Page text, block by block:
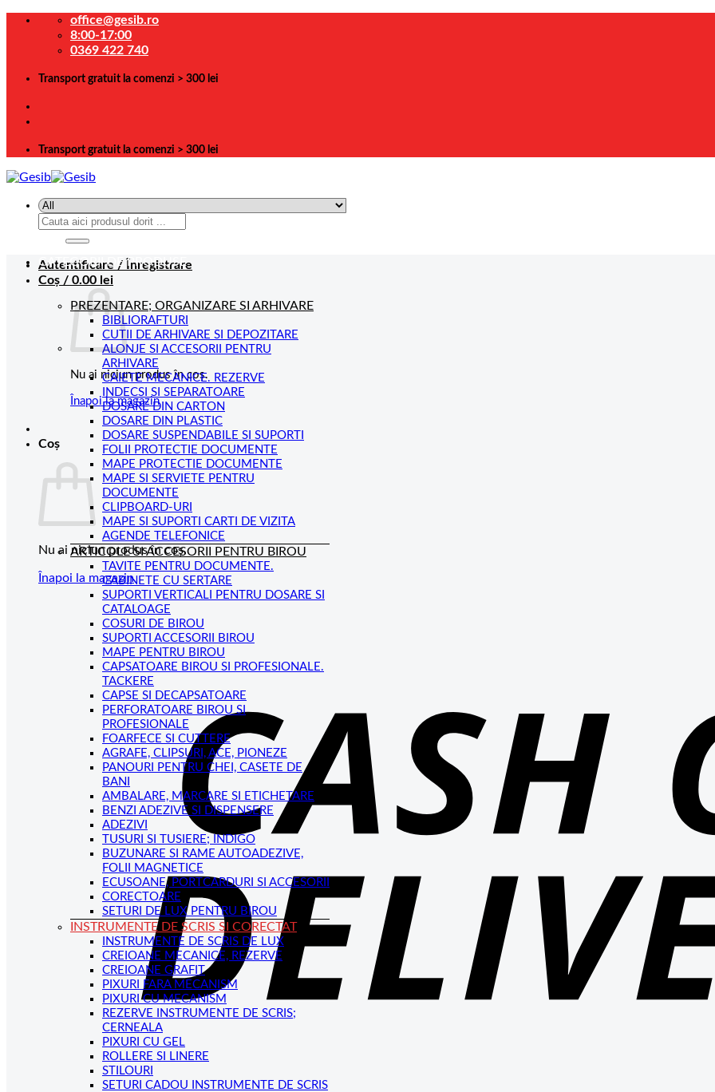
Skip
office@gesib.ro
8:00-17:00
0369 422 740
Transport gratuit la comenzi > 300 lei
Transport gratuit la comenzi > 300 lei
Caută
Autentificare / Înregistrare
Coș / 0.00 lei
Nu ai niciun produs în coș.
Înapoi la magazin
Coș
Nu ai niciun produs în coș.
Înapoi la magazin
CATEGORII DE PRODUSE
PREZENTARE; ORGANIZARE SI ARHIVARE
BIBLIORAFTURI
CUTII DE ARHIVARE SI DEPOZITARE
ALONJE SI ACCESORII PENTRU
ARHIVARE
CAIETE MECANICE. REZERVE
INDECSI SI SEPARATOARE
DOSARE DIN CARTON
DOSARE DIN PLASTIC
DOSARE SUSPENDABILE SI SUPORTI
FOLII PROTECTIE DOCUMENTE
MAPE PROTECTIE DOCUMENTE
MAPE SI SERVIETE PENTRU
DOCUMENTE
CLIPBOARD-URI
MAPE SI SUPORTI CARTI DE VIZITA
AGENDE TELEFONICE
ARTICOLE SI ACCESORII PENTRU BIROU
TAVITE PENTRU DOCUMENTE.
CABINETE CU SERTARE
SUPORTI VERTICALI PENTRU DOSARE SI
CATALOAGE
COSURI DE BIROU
SUPORTI ACCESORII BIROU
MAPE PENTRU BIROU
CAPSATOARE BIROU SI PROFESIONALE.
TACKERE
CAPSE SI DECAPSATOARE
PERFORATOARE BIROU SI
PROFESIONALE
FOARFECE SI CUTTERE
AGRAFE, CLIPSURI, ACE, PIONEZE
PANOURI PENTRU CHEI, CASETE DE
BANI
AMBALARE, MARCARE SI ETICHETARE
BENZI ADEZIVE SI DISPENSERE
ADEZIVI
TUSURI SI TUSIERE; INDIGO
BUZUNARE SI RAME AUTOADEZIVE,
FOLII MAGNETICE
ECUSOANE, PORTCARDURI SI ACCESORII
CORECTOARE
SETURI DE LUX PENTRU BIROU
INSTRUMENTE DE SCRIS SI CORECTAT
INSTRUMENTE DE SCRIS DE LUX
CREIOANE MECANICE, REZERVE
CREIOANE GRAFIT
PIXURI FARA MECANISM
PIXURI CU MECANISM
REZERVE INSTRUMENTE DE SCRIS;
CERNEALA
PIXURI CU GEL
ROLLERE SI LINERE
STILOURI
SETURI CADOU INSTRUMENTE DE SCRIS